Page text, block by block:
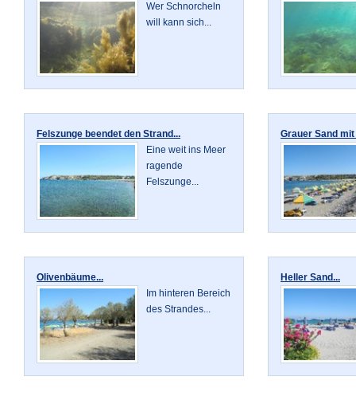
Wer Schnorcheln
will kann sich...
Felszunge beendet den Strand...
Eine weit ins Meer
ragende
Felszunge...
Grauer Sand
Olivenbäume...
Im hinteren Bereich
des Strandes...
Heller Sand...